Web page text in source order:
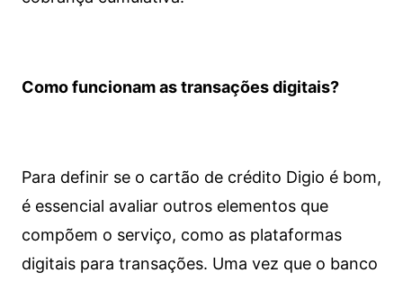
Como funcionam as transações digitais?
Para definir se o cartão de crédito Digio é bom,
é essencial avaliar outros elementos que
compõem o serviço, como as plataformas
digitais para transações. Uma vez que o banco